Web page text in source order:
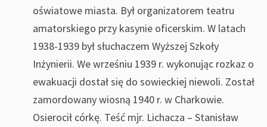
oświatowe miasta. Był organizatorem teatru
amatorskiego przy kasynie oficerskim. W latach
1938-1939 był słuchaczem Wyższej Szkoły
Inżynierii. We wrześniu 1939 r. wykonując rozkaz o
ewakuacji dostał się do sowieckiej niewoli. Został
zamordowany wiosną 1940 r. w Charkowie.
Osierocił córkę. Teść mjr. Lichacza – Stanisław